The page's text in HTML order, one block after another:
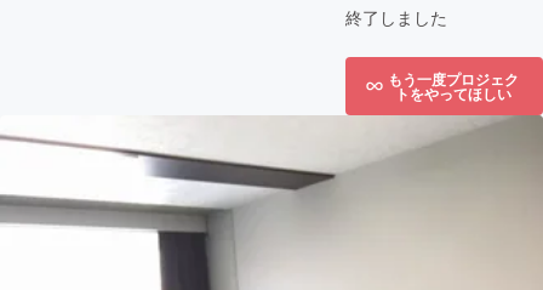
終了しました
もう一度プロジェク
トをやってほしい